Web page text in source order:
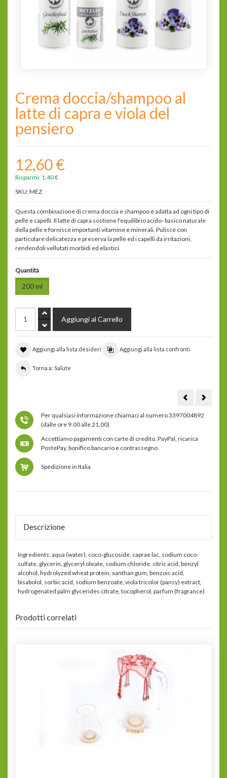
Crema doccia/shampoo al
latte di capra e viola del
pensiero
12,60 €
Risparmi: 1,40 €
SKU: MEZ
Questa combinazione di crema doccia e shampoo è adatta ad ogni tipo di
pelle e capelli. Il latte di capra sostiene l'equilibrio acido- basico naturale
della pelle e fornisce importanti vitamine e minerali. Pulisce con
particolare delicatezza e preserva la pelle ed i capelli da irritazioni,
rendendoli vellutati morbidi ed elastici.
Quantità
200 ml
Aggiungi alla lista desideri Aggiungi alla lista confronti
Torna a: Salute
trampolino
Bellicon
Fitness
a
Per qualsiasi informazione chiamaci al numero 3397004892
(dalle ore 9.00 alle 21.00)
Accettiamo pagamenti con carte di credito, PayPal, ricarica
PostePay, bonifico bancario e contrassegno
Spedizione in Italia
Descrizione
Ingredients: aqua (water), coco-glucoside, caprae lac, sodium coco-
sulfate, glycerin, glyceryl oleate, sodium chloride, citric acid, benzyl
alcohol, hydrolyzed wheat protein, xanthan gum, benzoic acid,
bisabolol, sorbic acid, sodium benzoate, viola tricolor (pansy) extract,
hydrogenated palm glycerides citrate, tocopherol, parfum (fragrance)
Prodotti correlati